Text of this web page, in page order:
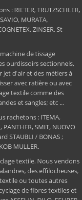
: RIETER, TRUTZSCHLER,
MURATA,
ZINSER, St-
de tissage
ourdissoirs sectionnels,
jet d'air et des métiers à
avec ratière ou avec
textile comme des
et sangles; etc ...
rachetons : ITEMA,
PANTHER, SMIT, NUOVO
STAUBLI / BONAS ;
MULLER.
textile. Nous vendons
des effilocheuses,
ou toutes autres
de fibres textiles et